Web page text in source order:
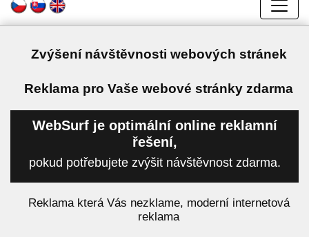
Zvýšení návštěvnosti webových stránek
Reklama pro Vaše webové stránky zdarma
WebSurf je optimální online reklamní
řešení,
pokud potřebujete zvýšit návštěvnost zdarma.
Reklama která Vás nezklame, moderní internetová
reklama